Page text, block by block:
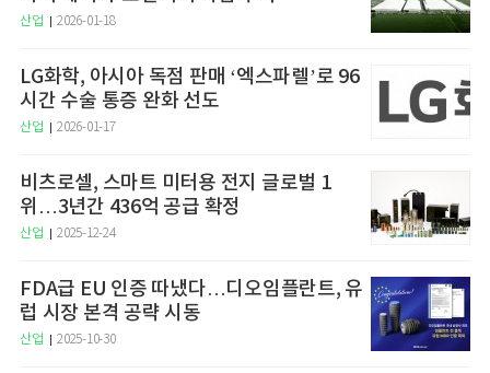
산업 2026-01-18
LG화학, 아시아 독점 판매 ‘엑스파렐’로 96
시간 수술 통증 완화 선도
산업 2026-01-17
비츠로셀, 스마트 미터용 전지 글로벌 1
위…3년간 436억 공급 확정
산업 2025-12-24
FDA급 EU 인증 따냈다…디오임플란트, 유
럽 시장 본격 공략 시동
산업 2025-10-30